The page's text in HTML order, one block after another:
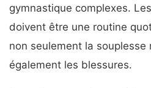
gymnastique complexes.
doivent être une routine
non seulement la souplesse
également les blessures.